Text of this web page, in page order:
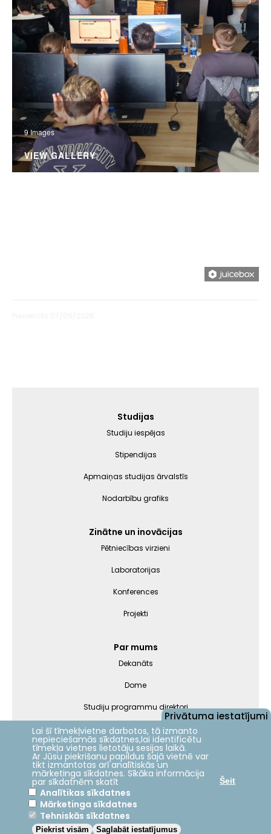
9 Images
VIEW GALLERY
Studijas
Studiju iespējas
Stipendijas
Apmaiņas studijas ārvalstīs
Nodarbību grafiks
Zinātne un inovācijas
Pētniecības virzieni
Laboratorijas
Konferences
Projekti
Par mums
Dekanāts
Dome
Studiju programmu direktori
Darbinieki
Nāc studēt
Jelgava
Privātuma iestatījumi
Lai šī tīmekļvietne darbotos, tā izmanto
nepieciešamās sīkdatnes,lai identificētu
tīmekļa vietnes lietotāju sesijas laikā.
Ar Jūsu piekrišanu papildus šajā vietnē var
tikt izmantotas arī analītiskās un
mārketinga sīkdatnes. Sīkāka informācija
par sīkdatnēm skatīt Šeit
Analītikas sīkdatnes
Mārketinga sīkdatnes
Tehniskās sīkdatnes
Saglabāt iestatījumus
Piekrist visām